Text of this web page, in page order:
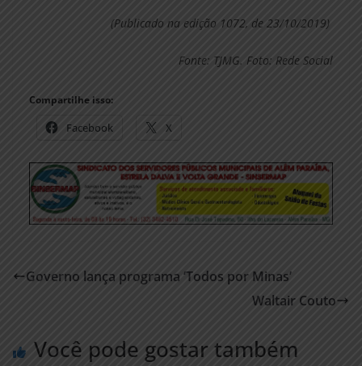
(Publicado na edição 1072, de 23/10/2019)
Fonte: TJMG. Foto: Rede Social
Compartilhe isso:
Facebook X
Governo lança programa ‘Todos por Minas’
Waltair Couto
Você pode gostar também